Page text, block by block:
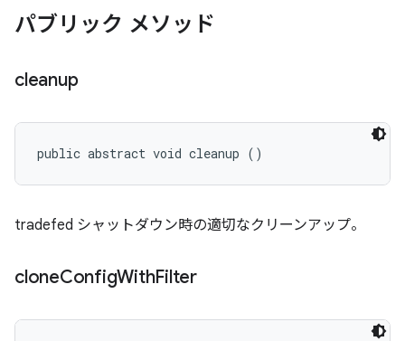
パブリック メソッド
cleanup
public abstract void cleanup ()
tradefed シャットダウン時の適切なクリーンアップ。
cloneConfigWithFilter